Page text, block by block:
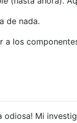
de nada.
los
odiosa! Mi